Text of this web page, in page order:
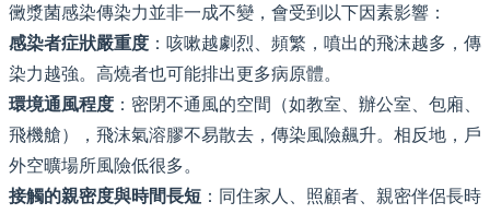
黴漿菌感染傳染力並非一成不變，會受到以下因素影響：
感染者症狀嚴重度 ：咳嗽越劇烈、頻繁，噴出的飛沫越多，傳
染力越強。高燒者也可能排出更多病原體。
環境通風程度 ：密閉不通風的空間（如教室、辦公室、包廂、
飛機艙），飛沫氣溶膠不易散去，傳染風險飆升。相反地，戶
外空曠場所風險低很多。
接觸的親密度與時間長短 ：同住家人、照顧者、親密伴侶長時